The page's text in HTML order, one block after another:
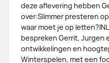
deze aflevering hebben
over:Slimmer presteren
waar moet je op
bespreken Gerrit, Jurgen
ontwikkelingen en
Winterspelen, met een